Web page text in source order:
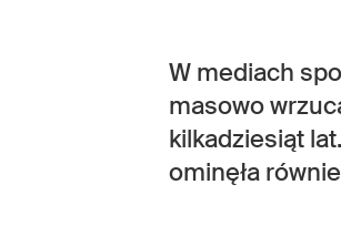
W mediach
masowo
kilkadziesiąt
ominęła